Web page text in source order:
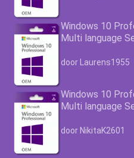
Windows 10
Multi language
Waardering4.63
door Laurens1955
Windows 10
Multi language
Waardering4.63
door NikitaK2601